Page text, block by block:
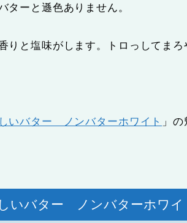
ターと遜色ありません。
りと塩味がします。トロっしてま
いバター ノンバターホワイト 」
いバター ノンバターホワイ